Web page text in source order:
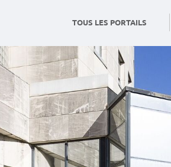
TOUS LES PORTAILS